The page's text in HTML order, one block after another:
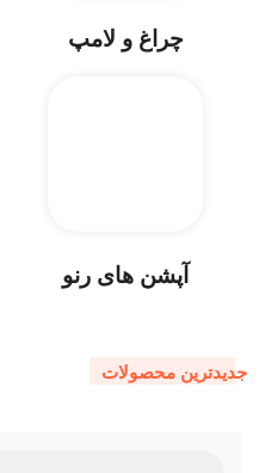
چراغ و لامپ
آپشن های رنو
جدیدترین محصولات